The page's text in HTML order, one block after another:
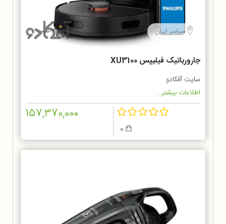
سراسر ایران
جارورباتیک فیلیپس XU3100
سایت آفکادو
اطلاعات بیشتر...
157,370,000